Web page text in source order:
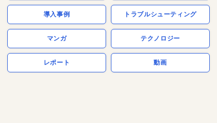
導入事例 トラブルシューティング
マンガ テクノロジー
レポート 動画